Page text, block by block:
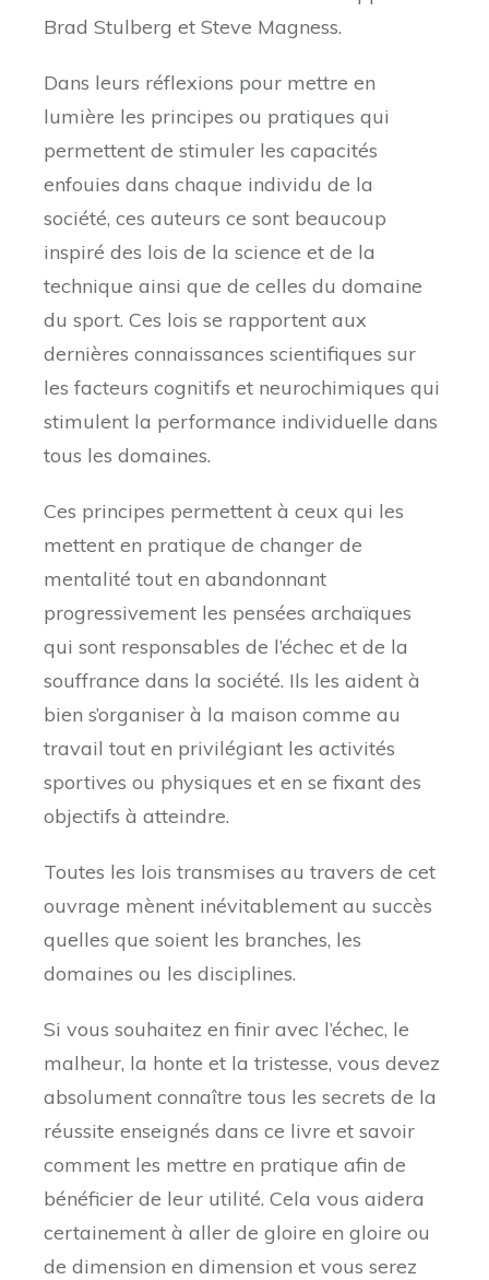
Brad Stulberg et Steve Magness.
Dans leurs réflexions pour mettre en
lumière les principes ou pratiques qui
permettent de stimuler les capacités
enfouies dans chaque individu de la
société, ces auteurs ce sont beaucoup
inspiré des lois de la science et de la
technique ainsi que de celles du domaine
du sport. Ces lois se rapportent aux
dernières connaissances scientifiques sur
les facteurs cognitifs et neurochimiques qui
stimulent la performance individuelle dans
tous les domaines.
Ces principes permettent à ceux qui les
mettent en pratique de changer de
mentalité tout en abandonnant
progressivement les pensées archaïques
qui sont responsables de l’échec et de la
souffrance dans la société. Ils les aident à
bien s’organiser à la maison comme au
travail tout en privilégiant les activités
sportives ou physiques et en se fixant des
objectifs à atteindre.
Toutes les lois transmises au travers de cet
ouvrage mènent inévitablement au succès
quelles que soient les branches, les
domaines ou les disciplines.
Si vous souhaitez en finir avec l’échec, le
malheur, la honte et la tristesse, vous devez
absolument connaître tous les secrets de la
réussite enseignés dans ce livre et savoir
comment les mettre en pratique afin de
bénéficier de leur utilité. Cela vous aidera
certainement à aller de gloire en gloire ou
de dimension en dimension et vous serez